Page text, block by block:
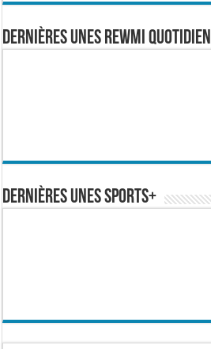
Dernières Unes Rewmi Quotidien
Dernières Unes Sports+